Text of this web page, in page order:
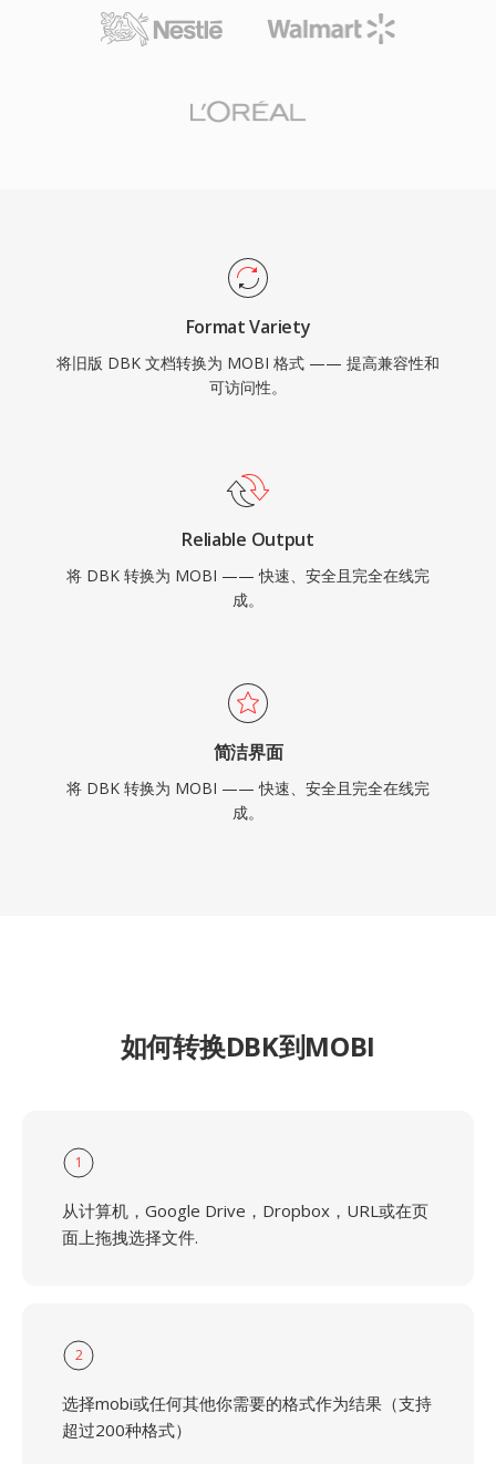
Format Variety
将旧版 DBK 文档转换为 MOBI 格式 —— 提高兼容性和
可访问性。
Reliable Output
将 DBK 转换为 MOBI —— 快速、安全且完全在线完
成。
简洁界面
将 DBK 转换为 MOBI —— 快速、安全且完全在线完
成。
如何转换DBK到MOBI
1
从计算机，Google Drive，Dropbox，URL或在页
面上拖拽选择文件.
2
选择mobi或任何其他你需要的格式作为结果（支持
超过200种格式）